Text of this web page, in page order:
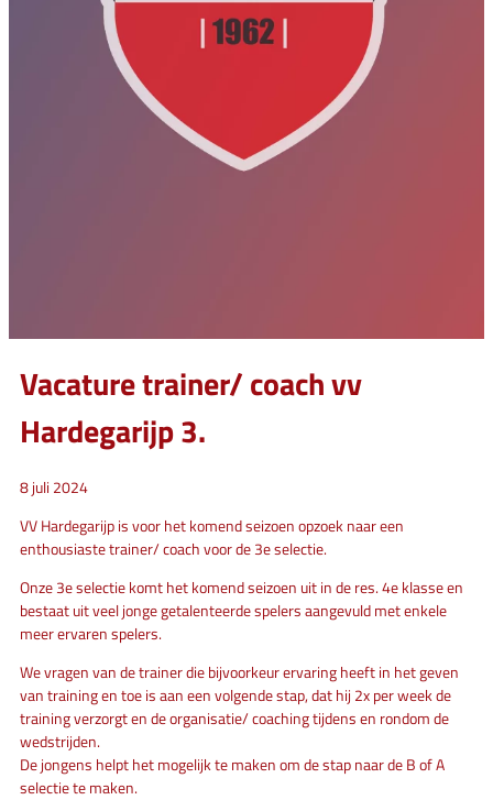
Vacature trainer/ coach vv
Hardegarijp 3.
8 juli 2024
VV Hardegarijp is voor het komend seizoen opzoek naar een
enthousiaste trainer/ coach voor de 3e selectie.
Onze 3e selectie komt het komend seizoen uit in de res. 4e klasse en
bestaat uit veel jonge getalenteerde spelers aangevuld met enkele
meer ervaren spelers.
We vragen van de trainer die bijvoorkeur ervaring heeft in het geven
van training en toe is aan een volgende stap, dat hij 2x per week de
training verzorgt en de organisatie/ coaching tijdens en rondom de
wedstrijden.
De jongens helpt het mogelijk te maken om de stap naar de B of A
selectie te maken.